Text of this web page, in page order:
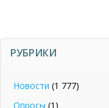
РУБРИКИ
Новости (1 777)
Опросы (1)